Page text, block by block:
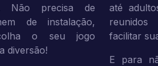
Não precisa de
de instalação,
o seu jogo
diversão!
até
facilitar
E para